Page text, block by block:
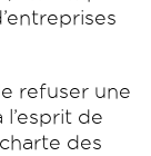
refuser une
de
des